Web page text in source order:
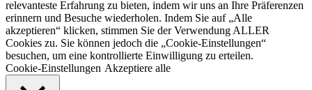
relevanteste Erfahrung zu bieten, indem wir uns an Ihre Präferenzen
erinnern und Besuche wiederholen. Indem Sie auf „Alle
akzeptieren“ klicken, stimmen Sie der Verwendung ALLER
Cookies zu. Sie können jedoch die „Cookie-Einstellungen“
besuchen, um eine kontrollierte Einwilligung zu erteilen.
Cookie-Einstellungen Akzeptiere alle